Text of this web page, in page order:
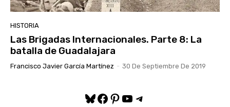
HISTORIA
Las Brigadas Internacionales. Parte 8: La
batalla de Guadalajara
Francisco Javier García Martínez - 30 De Septiembre De 2019
Bluesky
Facebook
Pinterest
YouTube
Telegram